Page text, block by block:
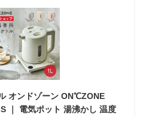
オンドゾーン ON℃ZONE
｜ 電気ポット 湯沸かし 温度